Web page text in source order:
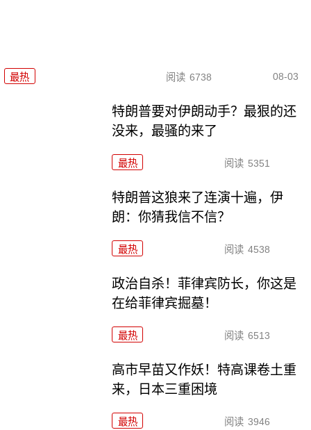
最热 阅读 6738 08-03
特朗普要对伊朗动手？最狠的还
没来，最骚的来了
最热 阅读 5351
特朗普这狼来了连演十遍，伊
朗：你猜我信不信？
最热 阅读 4538
政治自杀！菲律宾防长，你这是
在给菲律宾掘墓！
最热 阅读 6513
高市早苗又作妖！特高课卷土重
来，日本三重困境
最热 阅读 3946